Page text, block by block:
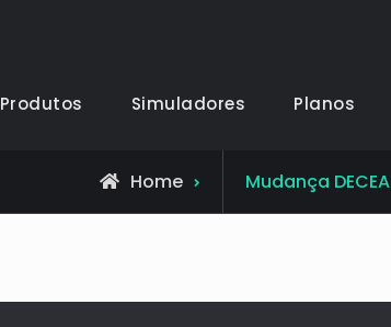
Produtos Simuladores Planos
Home Mudança DECEA